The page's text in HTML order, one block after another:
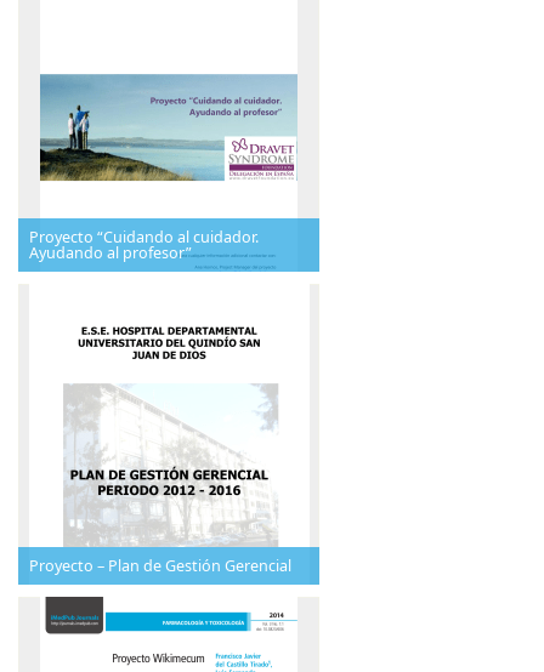
Proyecto “Cuidando al cuidador.
Ayudando al profesor”
Proyecto – Plan de Gestión Gerencial